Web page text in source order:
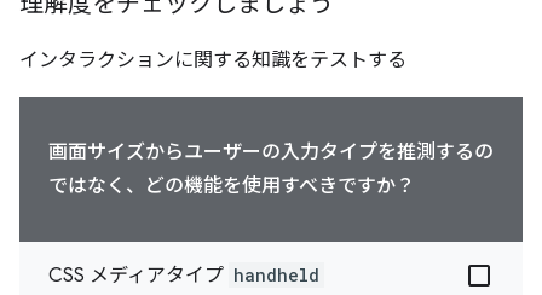
インタラクションに関する知識をテストする
画面サイズからユーザーの入力タイプを推測するの
ではなく、どの機能を使用すべきですか？
CSS メディアタイプ handheld